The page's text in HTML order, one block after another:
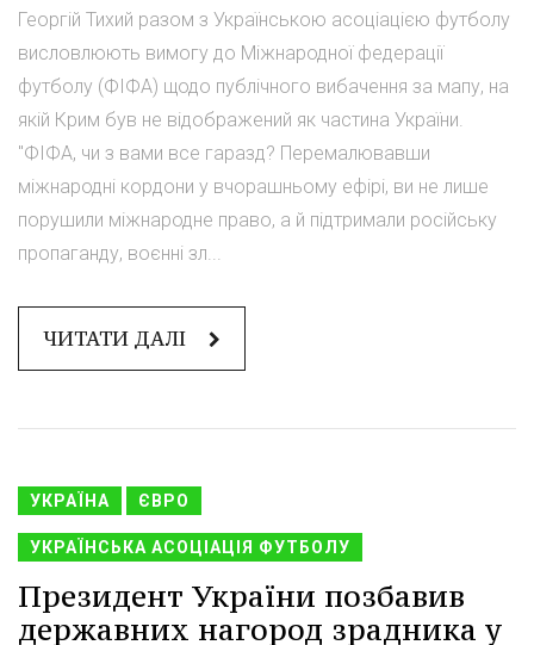
Георгій Тихий разом з Українською асоціацією футболу
висловлюють вимогу до Міжнародної федерації
футболу (ФІФА) щодо публічного вибачення за мапу, на
якій Крим був не відображений як частина України.
"ФІФА, чи з вами все гаразд? Перемалювавши
міжнародні кордони у вчорашньому ефірі, ви не лише
порушили міжнародне право, а й підтримали російську
пропаганду, воєнні зл...
ЧИТАТИ ДАЛІ
УКРАЇНА ЄВРО
УКРАЇНСЬКА АСОЦІАЦІЯ ФУТБОЛУ
Президент України позбавив
державних нагород зрадника у